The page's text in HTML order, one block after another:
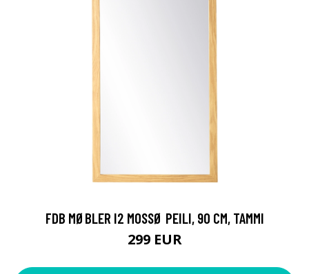
FDB MØBLER I2 MOSSØ PEILI, 90 CM, TAMMI
299 EUR